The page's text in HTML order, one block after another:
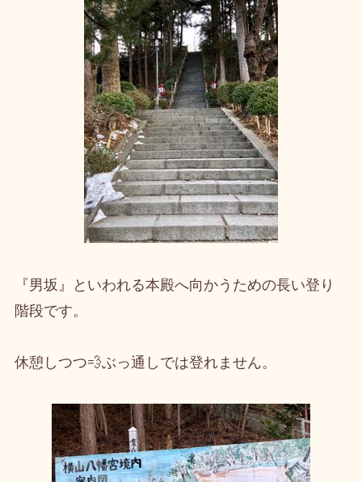
『男坂』といわれる本殿へ向かうための長い登り
階段です。
休憩しつつ💨ぶっ通しでは登れません。